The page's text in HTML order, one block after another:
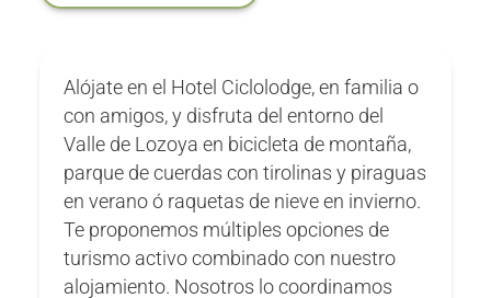
Alójate en el Hotel Ciclolodge, en familia o
con amigos, y disfruta del entorno del
Valle de Lozoya en bicicleta de montaña,
parque de cuerdas con tirolinas y piraguas
en verano ó raquetas de nieve en invierno.
Te proponemos múltiples opciones de
turismo activo combinado con nuestro
alojamiento. Nosotros lo coordinamos